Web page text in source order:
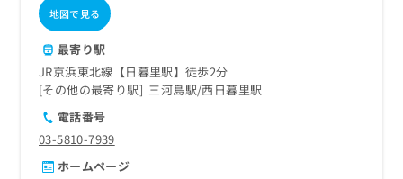
地図で見る
最寄り駅
JR京浜東北線【日暮里駅】徒歩2分
その他の最寄り駅
三河島駅 西日暮里駅
電話番号
03-5810-7939
ホームページ